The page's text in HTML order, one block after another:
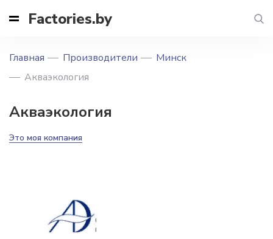
Factories.by
Главная Производители
Минск
Акваэкология
Акваэкология
Это моя компания